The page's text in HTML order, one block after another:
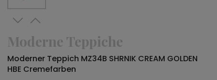
Moderne Teppiche
Moderner Teppich MZ34B SHRNIK CREAM GOLDEN
HBE Cremefarben